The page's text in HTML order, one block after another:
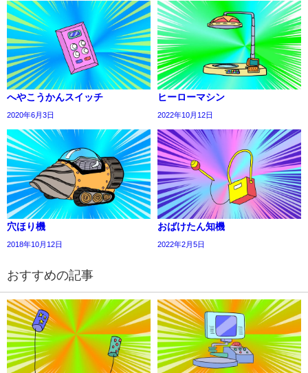
へやこうかんスイッチ
2020年6月3日
ヒーローマシン
2022年10月12日
穴ほり機
2018年10月12日
おばけたん知機
2022年2月5日
おすすめの記事